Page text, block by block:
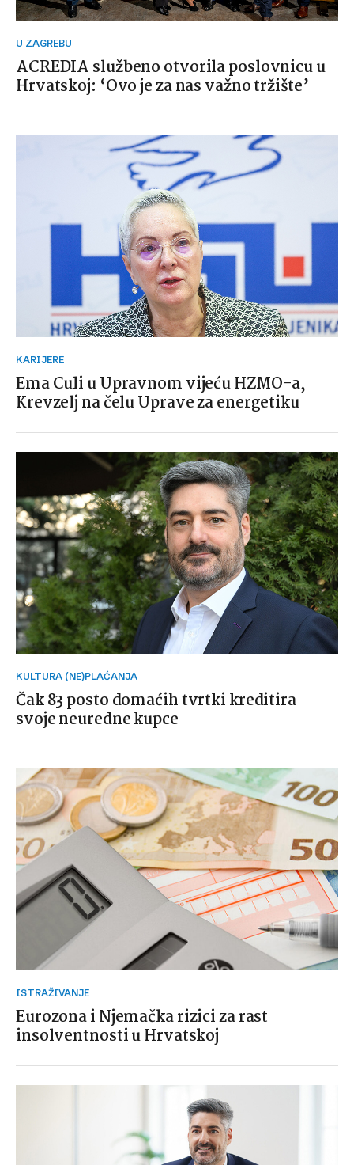
U ZAGREBU
ACREDIA službeno otvorila poslovnicu u
Hrvatskoj: ‘Ovo je za nas važno tržište’
KARIJERE
Ema Culi u Upravnom vijeću HZMO-a,
Krevzelj na čelu Uprave za energetiku
KULTURA (NE)PLAĆANJA
Čak 83 posto domaćih tvrtki kreditira
svoje neuredne kupce
ISTRAŽIVANJE
Eurozona i Njemačka rizici za rast
insolventnosti u Hrvatskoj